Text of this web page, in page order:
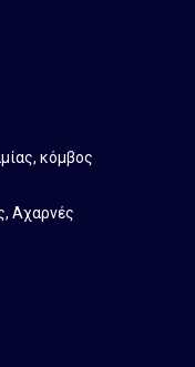
κόμβος
Αχαρνές